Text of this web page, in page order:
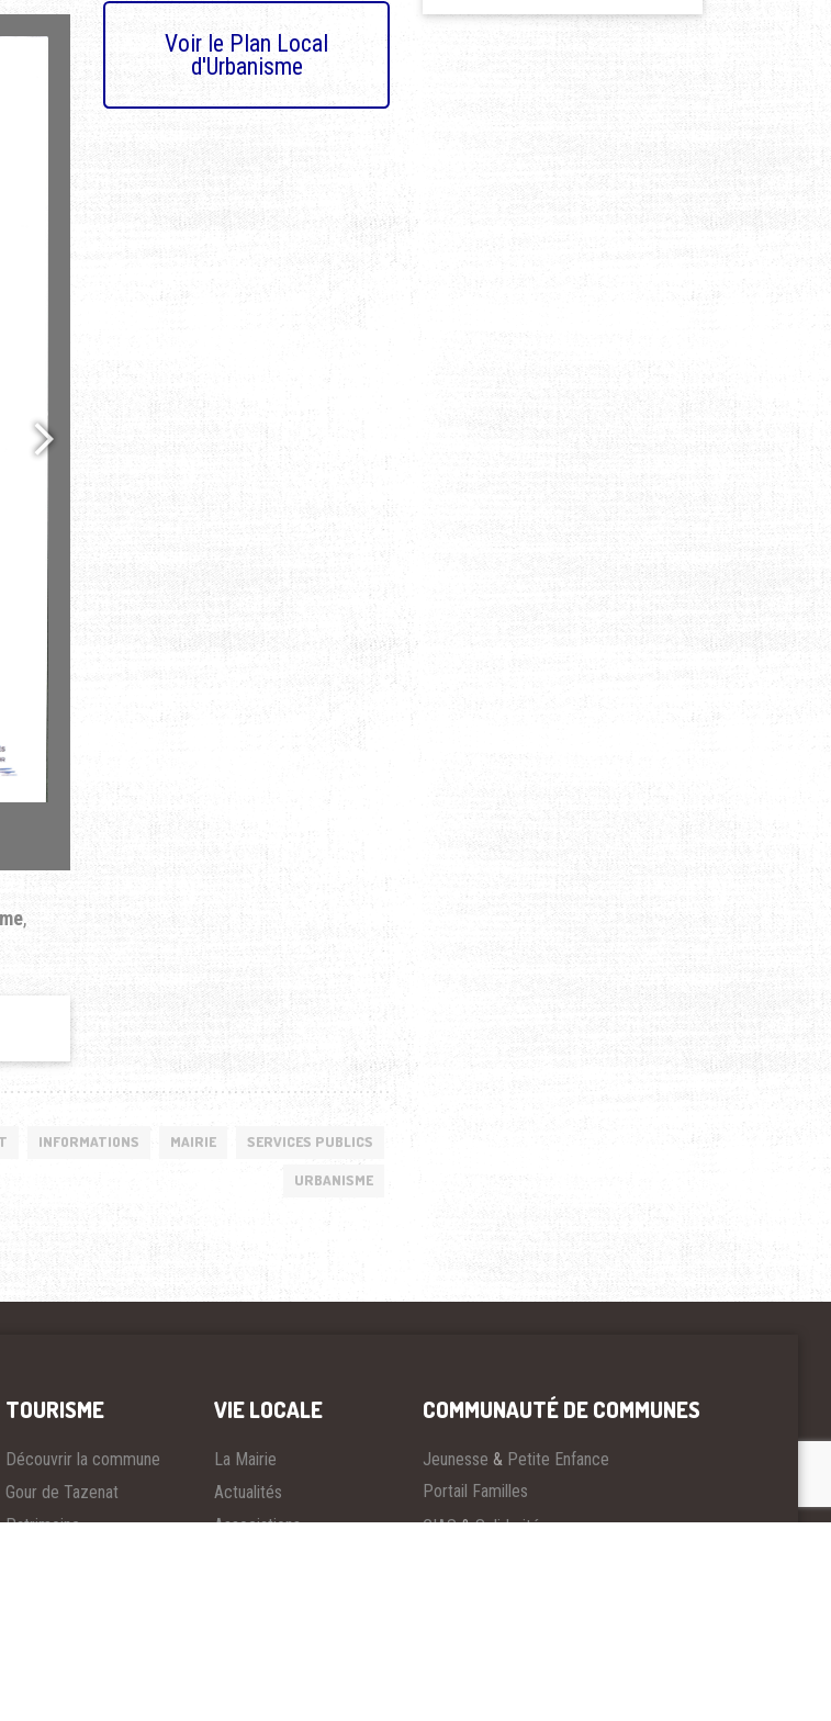
,
Voir le Plan Local
d'Urbanisme
INFORMATIONS MAIRIE SERVICES PUBLICS
URBANISME
TOURISME
Découvrir la commune
Gour de Tazenat
Patrimoine
VIE LOCALE
La Mairie
Actualités
Associations
COMMUNAUTÉ DE COMMUNES
Jeunesse & Petite Enfance
Portail Familles
CIAS&Solidarité